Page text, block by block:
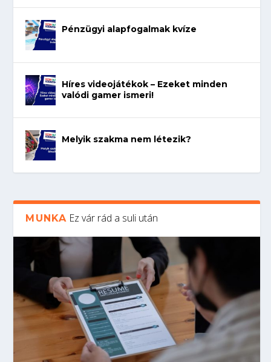
Pénzügyi alapfogalmak kvíze
Híres videojátékok – Ezeket minden
valódi gamer ismeri!
Melyik szakma nem létezik?
MUNKA Ez vár rád a suli után